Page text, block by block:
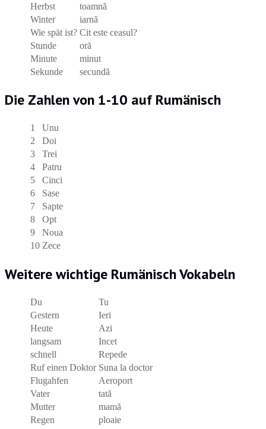
Herbst
toamnă
Winter
iarnă
Wie spät ist? Cit este ceasul?
Stunde
oră
Minute
minut
Sekunde
secundă
Die Zahlen von 1-10 auf Rumänisch
1
Unu
2
Doi
3
Trei
4
Patru
5
Cinci
6
Sase
7
Sapte
8
Opt
9
Noua
10 Zece
Weitere wichtige Rumänisch Vokabeln
Du
Tu
Gestern
Ieri
Heute
Azi
langsam
Incet
schnell
Repede
Ruf einen Doktor Suna la doctor
Flugahfen
Aeroport
Vater
tată
Mutter
mamă
Regen
ploaie